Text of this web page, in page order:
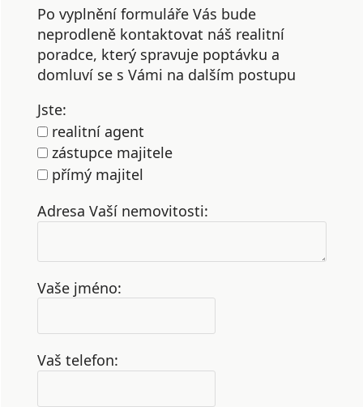
Po vyplnění formuláře Vás bude
neprodleně kontaktovat náš realitní
poradce, který spravuje poptávku a
domluví se s Vámi na dalším postupu
Jste:
realitní agent
zástupce majitele
přímý majitel
Adresa Vaší nemovitosti:
Vaše jméno:
Vaš telefon: